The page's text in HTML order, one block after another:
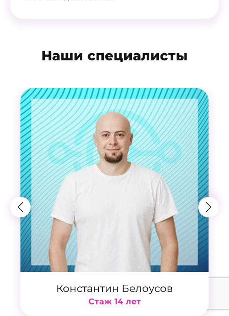
Наши специалисты
Константин Белоусов
Стаж 14 лет